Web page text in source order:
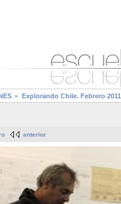
Explorando Chile. Febrero 2011
anterior